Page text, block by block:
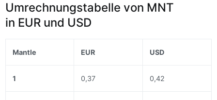
Umrechnungstabelle von MNT
in EUR und USD
Mantle EUR USD
1 0,37 0,42